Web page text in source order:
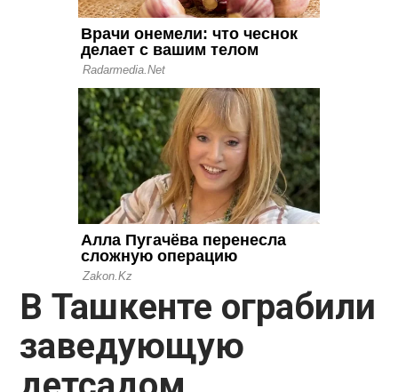
В Ташкенте ограбили
заведующую